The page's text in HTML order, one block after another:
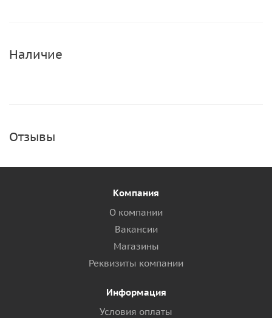
Наличие
Отзывы
Компания
О компании
Вакансии
Магазины
Реквизиты компании
Информация
Условия оплаты